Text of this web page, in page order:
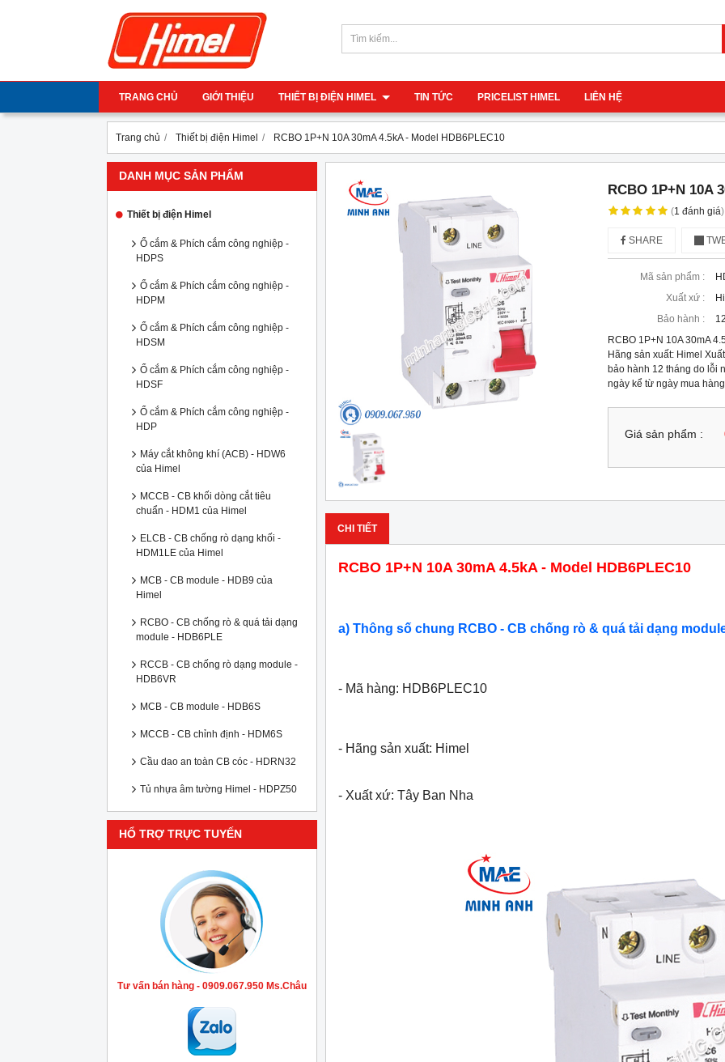
TRANG CHỦ GIỚI THIỆU THIẾT BỊ ĐIỆN HIMEL TIN TỨC PRICELIST HIMEL LIÊN HỆ
Trang chủ Thiết bị điện Himel RCBO 1P+N 10A 30mA 4.5kA - Model HDB6PLEC10
DANH MỤC SẢN PHẨM
Thiết bị điện Himel
Ổ cắm & Phích cắm công nghiệp -
HDPS
Ổ cắm & Phích cắm công nghiệp -
HDPM
Ổ cắm & Phích cắm công nghiệp -
HDSM
Ổ cắm & Phích cắm công nghiệp -
HDSF
Ổ cắm & Phích cắm công nghiệp -
HDP
Máy cắt không khí (ACB) - HDW6
của Himel
MCCB - CB khối dòng cắt tiêu
chuẩn - HDM1 của Himel
ELCB - CB chống rò dạng khối -
HDM1LE của Himel
MCB - CB module - HDB9 của
Himel
RCBO - CB chống rò & quá tải dạng
module - HDB6PLE
RCCB - CB chống rò dạng module -
HDB6VR
MCB - CB module - HDB6S
MCCB - CB chỉnh định - HDM6S
Cầu dao an toàn CB cóc - HDRN32
Tủ nhựa âm tường Himel - HDPZ50
HỔ TRỢ TRỰC TUYẾN
Tư vấn bán hàng - 0909.067.950 Ms.Châu
RCBO 1P+N 10A
(1đánh giá)
SHARE
Mã sản phẩm :
Xuất xứ :
Bảo hành :
RCBO 1P+N 10A 30mA
Hãng sản xuất: Himel
bảo hành 12 tháng do lỗi
ngày kể từ ngày mua
Giá sản phẩm :
CHI TIẾT
RCBO 1P+N 10A 30mA 4.5kA - Model HDB6PLEC10
a) Thông số chung RCBO - CB chống rò & quá tải dạng
- Mã hàng: HDB6PLEC10
- Hãng sản xuất: Himel
- Xuất xứ: Tây Ban Nha